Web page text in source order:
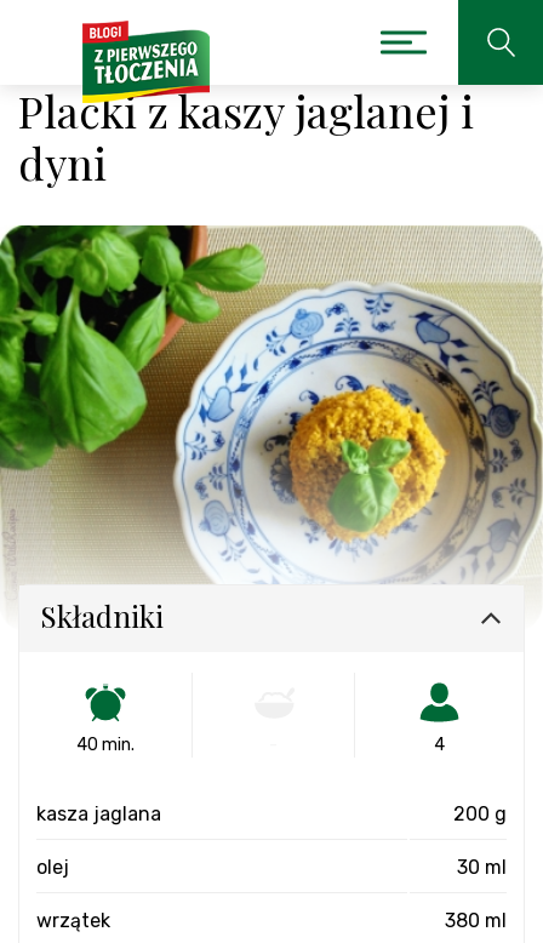
Placki z kaszy jaglanej i
dyni
Składniki
40 min. 4
kasza jaglana 200 g
olej 30 ml
wrzątek 380 ml